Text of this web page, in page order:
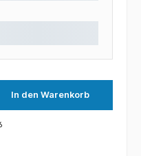
In den Warenkorb